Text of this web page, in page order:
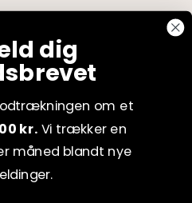
dig
om et
kr. Vi trækker en
måned blandt nye